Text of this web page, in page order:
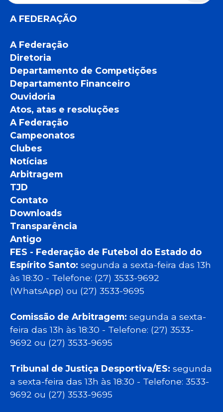
A FEDERAÇÃO
A Federação
Diretoria
Departamento de Competições
Departamento Financeiro
Ouvidoria
Atos, atas e resoluções
A Federação
Campeonatos
Clubes
Notícias
Arbitragem
TJD
Contato
Downloads
Transparência
Antigo
FES - Federação de Futebol do Estado do
Espírito Santo: segunda a sexta-feira das 13h
às 18:30 - Telefone: (27) 3533-9692
(WhatsApp) ou (27) 3533-9695
Comissão de Arbitragem: segunda a sexta-
feira das 13h às 18:30 - Telefone: (27) 3533-
9692 ou (27) 3533-9695
Tribunal de Justiça Desportiva/ES: segunda
a sexta-feira das 13h às 18:30 - Telefone: 3533-
9692 ou (27) 3533-9695